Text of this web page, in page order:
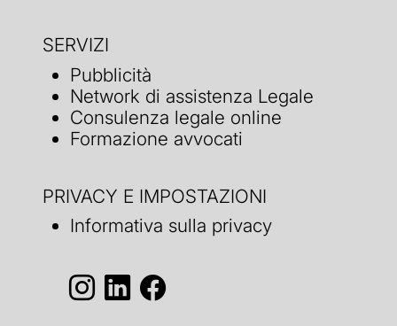
SERVIZI
Pubblicità
Network di assistenza Legale
Consulenza legale online
Formazione avvocati
PRIVACY E IMPOSTAZIONI
Informativa sulla privacy